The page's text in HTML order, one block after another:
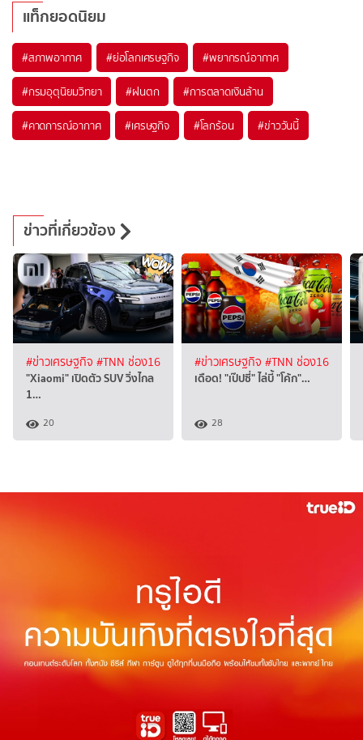
แท็กยอดนิยม
#สภาพอากาศ #ย่อโลกเศรษฐกิจ #พยากรณ์อากาศ
#กรมอุตุนิยมวิทยา #ฝนตก #การตลาดเงินล้าน
#คาดการณ์อากาศ #เศรษฐกิจ #โลกร้อน #ข่าววันนี้
ข่าวที่เกี่ยวข้อง
#ข่าวเศรษฐกิจ #TNN ช่อง16
"Xiaomi" เปิดตัว SUV วิ่งไกล
1…
20
#ข่าวเศรษฐกิจ #TNN ช่อง16
เดือด! "เป๊ปซี่" ไล่บี้ "โค้ก"…
28